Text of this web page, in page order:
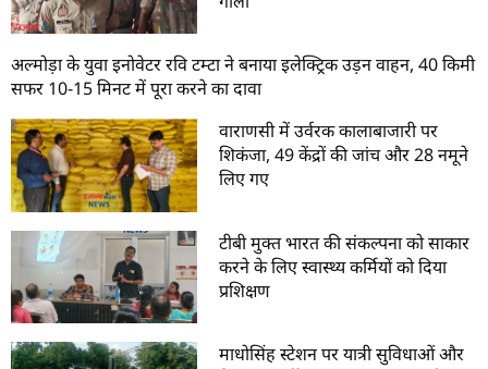
अल्मोड़ा के युवा इनोवेटर रवि टम्टा ने बनाया इलेक्ट्रिक उड़न वाहन, 40 किमी
सफर 10-15 मिनट में पूरा करने का दावा
वाराणसी में उर्वरक कालाबाजारी पर
शिकंजा, 49 केंद्रों की जांच और 28 नमूने
लिए गए
टीबी मुक्त भारत की संकल्पना को साकार
करने के लिए स्वास्थ्य कर्मियों को दिया
प्रशिक्षण
माधोसिंह स्टेशन पर यात्री सुविधाओं और